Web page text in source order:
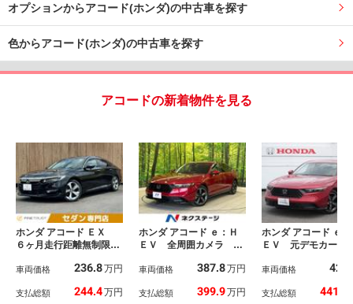
オプションからアコード(ホンダ)の中古車を探す
色からアコード(ホンダ)の中古車を探す
アコードの新着物件を見る
ホンダ アコード ＥＸ
６ヶ月走行距離無制限保
８インチナビ バックカ
ＴＣ 本革シート レー
車両価格 236.8万円
支払総額 244.4万円
ホンダ アコード ｅ：Ｈ
ＥＶ 全周囲カメラ 純
イ ＢＯＳＥサウンド
車 電動リアゲート 黒
車両価格 387.8万円
支払総額 399.9万円
ホンダ アコード ｅ
ＥＶ 元デモカー／
Ｇｏｏｇｌｅ搭載１
ディスプレイ／Ｂｌ
車両価格 429
支払総額 441.5